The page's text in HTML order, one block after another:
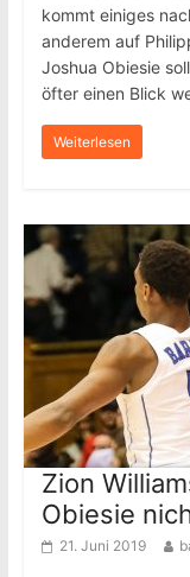
kommt einiges
anderem auf
Joshua Obiesie
öfter einen Blick
Weiterlesen
Zion
Obiesie
21. Juni 2019